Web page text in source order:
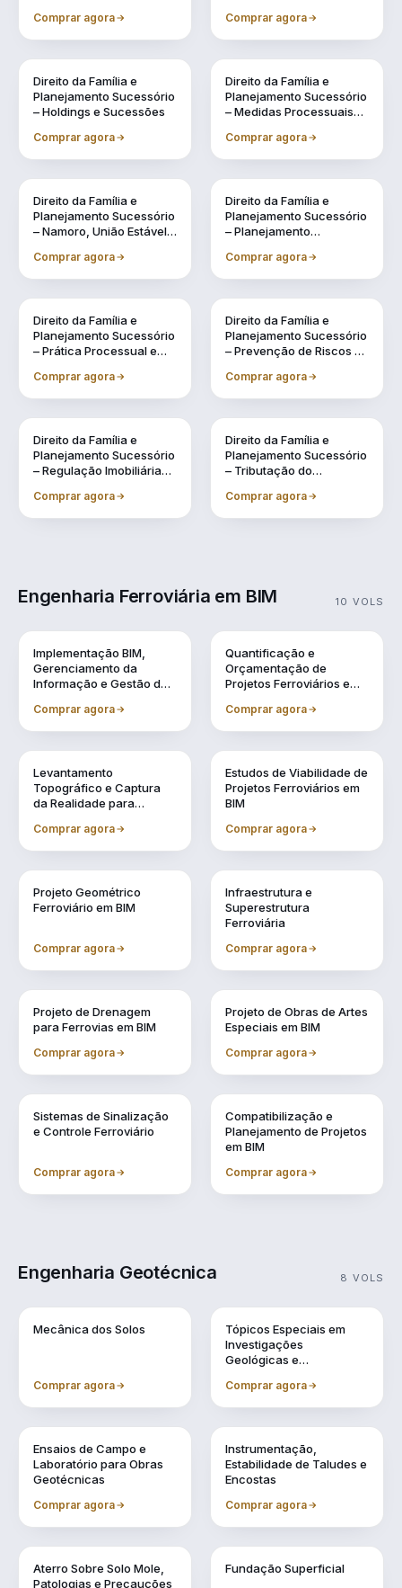
Comprar agora
Familiar
Comprar agora
Direito da Família e
Planejamento Sucessório
– Holdings e Sucessões
Comprar agora
Direito da Família e
Planejamento Sucessório
– Medidas Processuais
Comprar agora
Direito da Família e
Planejamento Sucessório
– Namoro, União Estável e
Possibilidades
Comprar agora
Direito da Família e
Planejamento Sucessório
– Planejamento
Comprar agora
Direito da Família e
Planejamento Sucessório
– Prática Processual e
Sucessão, Inventários e
Testamentos
Comprar agora
Direito da Família e
Planejamento Sucessório
– Prevenção de Riscos na
Lavagem de Dinheiro
Comprar agora
Direito da Família e
Planejamento Sucessório
– Regulação Imobiliária
Comprar agora
Direito da Família e
Planejamento Sucessório
– Tributação do
Sucessão
Comprar agora
Engenharia Ferroviária em BIM 10 VOLS
Implementação BIM,
Gerenciamento da
Informação e Gestão de
Comprar agora
Quantificação e
Orçamentação de
Projetos Ferroviários em
Comprar agora
Levantamento
Topográfico e Captura
da Realidade para
Comprar agora
Estudos de Viabilidade de
Projetos Ferroviários em
BIM
Comprar agora
Projeto Geométrico
Ferroviário em BIM
Comprar agora
Infraestrutura e
Superestrutura
Ferroviária
Comprar agora
Projeto de Drenagem
para Ferrovias em BIM
Comprar agora
Projeto de Obras de Artes
Especiais em BIM
Comprar agora
Sistemas de Sinalização
e Controle Ferroviário
Comprar agora
Compatibilização e
Planejamento de Projetos
em BIM
Comprar agora
Engenharia Geotécnica 8 VOLS
Mecânica dos Solos
Comprar agora
Vol. 10
Tópicos Especiais em
Investigações
Geológicas e
Comprar agora
Ensaios de Campo e
Laboratório para Obras
Geotécnicas
Comprar agora
Instrumentação,
Estabilidade de Taludes e
Encostas
Comprar agora
Aterro Sobre Solo Mole,
Patologias e Precauções
Fundação Superficial